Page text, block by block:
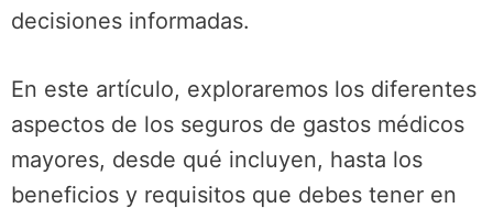
decisiones informadas.
En este artículo, exploraremos los diferentes
aspectos de los seguros de gastos médicos
mayores, desde qué incluyen, hasta los
beneficios y requisitos que debes tener en